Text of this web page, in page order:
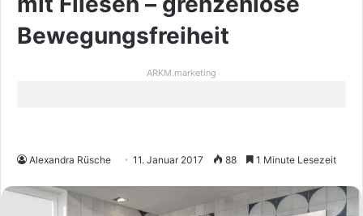
Bewegungsfreiheit
ARKM.marketing
Alexandra Rüsche 11. Januar 2017 88 1 Minute Lesezeit